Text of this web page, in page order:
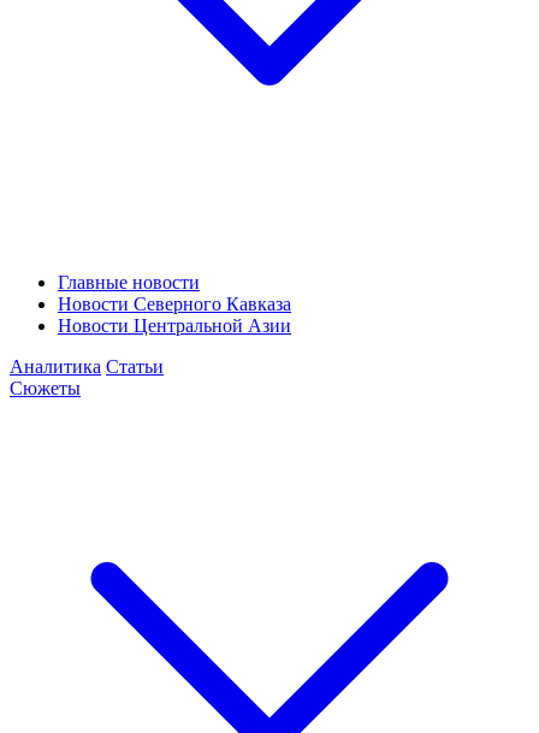
Главные новости
Новости Северного Кавказа
Новости Центральной Азии
Аналитика Статьи
Сюжеты